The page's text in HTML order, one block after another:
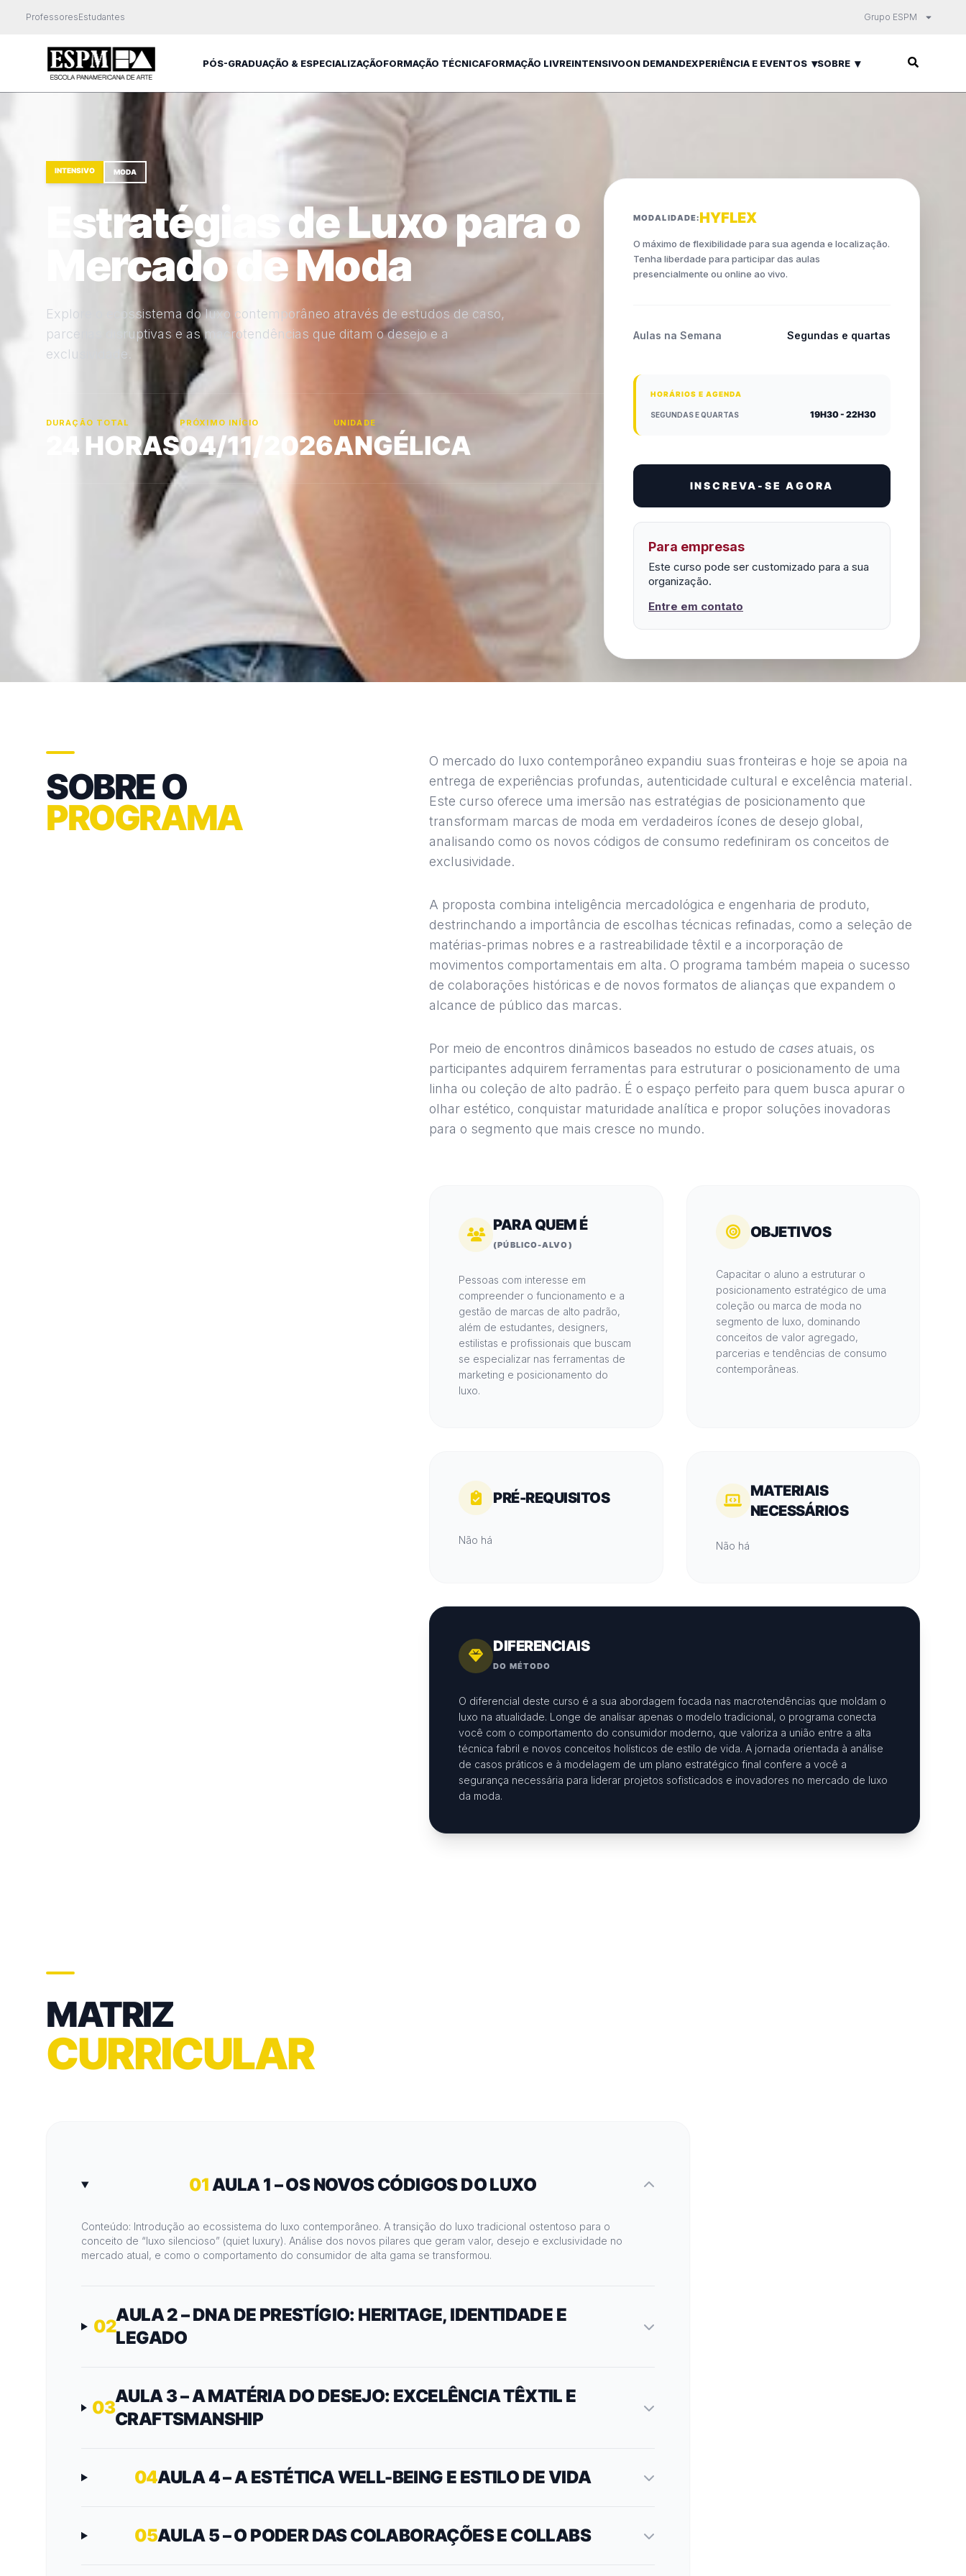
ProfessoresEstudantes Grupo ESPM
PÓS-GRADUAÇÃO & ESPECIALIZAÇÃOFORMAÇÃO TÉCNICAFORMAÇÃO LIVREINTENSIVOON DEMANDEXPERIÊNCIA E EVENTOS SOBRE
INTENSIVO MODA
Estratégias de Luxo para o
Mercado de Moda
Explore o ecossistema do luxo contemporâneo através de estudos de caso,
parcerias disruptivas e as macrotendências que ditam o desejo e a
exclusividade.
DURAÇÃO TOTAL
24 HORAS
PRÓXIMO INÍCIO
04/11/2026
UNIDADE
ANGÉLICA
MODALIDADE:HYFLEX
O máximo de flexibilidade para sua agenda e localização.
Tenha liberdade para participar das aulas
presencialmente ou online ao vivo.
Aulas na Semana Segundas e quartas
HORÁRIOS E AGENDA
SEGUNDAS E QUARTAS 19H30 - 22H30
INSCREVA-SE AGORA
Para empresas
Este curso pode ser customizado para a sua
organização.
Entre em contato
SOBRE O
PROGRAMA
O mercado do luxo contemporâneo expandiu suas fronteiras e hoje se apoia na
entrega de experiências profundas, autenticidade cultural e excelência material.
Este curso oferece uma imersão nas estratégias de posicionamento que
transformam marcas de moda em verdadeiros ícones de desejo global,
analisando como os novos códigos de consumo redefiniram os conceitos de
exclusividade.
A proposta combina inteligência mercadológica e engenharia de produto,
destrinchando a importância de escolhas técnicas refinadas, como a seleção de
matérias-primas nobres e a rastreabilidade têxtil e a incorporação de
movimentos comportamentais em alta. O programa também mapeia o sucesso
de colaborações históricas e de novos formatos de alianças que expandem o
alcance de público das marcas.
Por meio de encontros dinâmicos baseados no estudo de cases atuais, os
participantes adquirem ferramentas para estruturar o posicionamento de uma
linha ou coleção de alto padrão. É o espaço perfeito para quem busca apurar o
olhar estético, conquistar maturidade analítica e propor soluções inovadoras
para o segmento que mais cresce no mundo.
PARA QUEM É
(PÚBLICO-ALVO)
Pessoas com interesse em
compreender o funcionamento e a
gestão de marcas de alto padrão,
além de estudantes, designers,
estilistas e profissionais que buscam
se especializar nas ferramentas de
marketing e posicionamento do
luxo.
OBJETIVOS
Capacitar o aluno a estruturar o
posicionamento estratégico de uma
coleção ou marca de moda no
segmento de luxo, dominando
conceitos de valor agregado,
parcerias e tendências de consumo
contemporâneas.
PRÉ-REQUISITOS
Não há
MATERIAIS
NECESSÁRIOS
Não há
DIFERENCIAIS
DO MÉTODO
O diferencial deste curso é a sua abordagem focada nas macrotendências que moldam o
luxo na atualidade. Longe de analisar apenas o modelo tradicional, o programa conecta
você com o comportamento do consumidor moderno, que valoriza a união entre a alta
técnica fabril e novos conceitos holísticos de estilo de vida. A jornada orientada à análise
de casos práticos e à modelagem de um plano estratégico final confere a você a
segurança necessária para liderar projetos sofisticados e inovadores no mercado de luxo
da moda.
MATRIZ
CURRICULAR
01AULA 1 – OS NOVOS CÓDIGOS DO LUXO
Conteúdo: Introdução ao ecossistema do luxo contemporâneo. A transição do luxo tradicional ostentoso para o
conceito de “luxo silencioso” (quiet luxury). Análise dos novos pilares que geram valor, desejo e exclusividade no
mercado atual, e como o comportamento do consumidor de alta gama se transformou.
02
AULA 2 – DNA DE PRESTÍGIO: HERITAGE, IDENTIDADE E
LEGADO
03
AULA 3 – A MATÉRIA DO DESEJO: EXCELÊNCIA TÊXTIL E
CRAFTSMANSHIP
04AULA 4 – A ESTÉTICA WELL-BEING E ESTILO DE VIDA
05AULA 5 – O PODER DAS COLABORAÇÕES E COLLABS